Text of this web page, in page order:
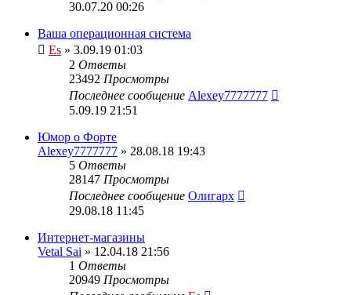
30.07.20 00:26
Ваша операционная система
Es » 3.09.19 01:03
2 Ответы
23492 Просмотры
Последнее сообщение Alexey7777777
5.09.19 21:51
Юмор о Форте
Alexey7777777 » 28.08.18 19:43
5 Ответы
28147 Просмотры
Последнее сообщение Олигарх
29.08.18 11:45
Интернет-магазины
Vetal Sai » 12.04.18 21:56
1 Ответы
20949 Просмотры